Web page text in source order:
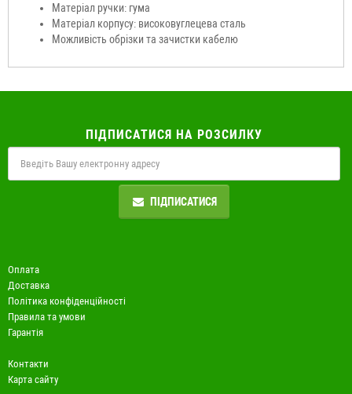
Матеріал ручки: гума
Матеріал корпусу: високовуглецева сталь
Можливість обрізки та зачистки кабелю
ПІДПИСАТИСЯ НА РОЗСИЛКУ
ПІДПИСАТИСЯ
Оплата
Доставка
Політика конфіденційності
Правила та умови
Гарантія
Контакти
Карта сайту